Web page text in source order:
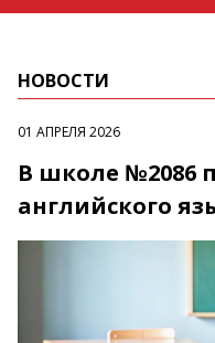
НОВОСТИ
01 АПРЕЛЯ 2026
В школе №2086
английского